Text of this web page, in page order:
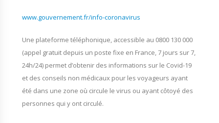
www.gouvernement.fr/info-coronavirus
Une plateforme téléphonique, accessible au 0800 130 000
(appel gratuit depuis un poste fixe en France, 7 jours sur 7,
24h/24) permet d’obtenir des informations sur le Covid-19
et des conseils non médicaux pour les voyageurs ayant
été dans une zone où circule le virus ou ayant côtoyé des
personnes qui y ont circulé.